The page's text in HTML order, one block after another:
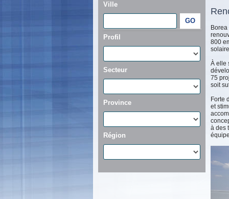
Ville
Profil
Secteur
Province
Région
800
À elle
75
soit
Forte
et
à des